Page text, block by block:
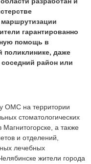
маршрутизации
гарантированно
помощь в
поликлинике, даже
соседний район или
ОМС на территории
стоматологических
а также
и отделений,
лечебных
жители города